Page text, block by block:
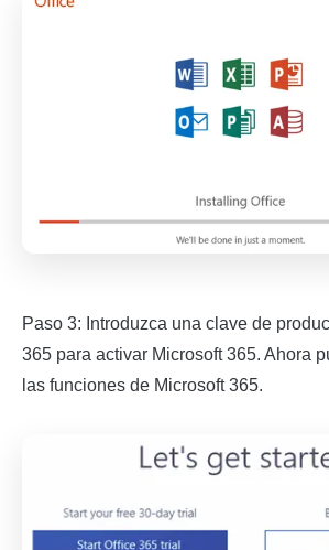
Paso 3: Introduzca una clave de
365 para activar Microsoft 365. Ahora
las funciones de Microsoft 365.